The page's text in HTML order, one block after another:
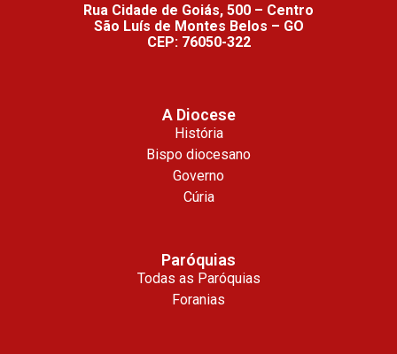
Rua Cidade de Goiás, 500 – Centro
São Luís de Montes Belos – GO
CEP: 76050-322
A Diocese
História
Bispo diocesano
Governo
Cúria
Paróquias
Todas as Paróquias
Foranias